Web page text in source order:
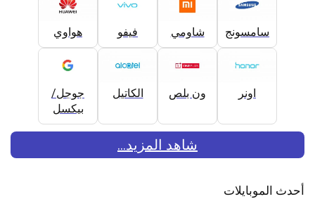
سامسونج شاومي فيفو هواوي
اونر ون بلص الكاتيل
جوجل/
بيكسل
شاهد المزيد...
أحدث الموبايلات